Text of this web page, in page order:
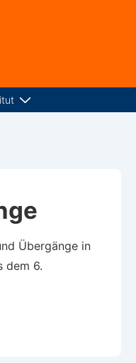
Übergänge in
dem 6.